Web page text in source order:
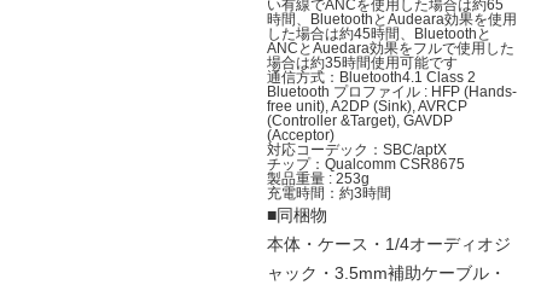
い有線でANCを使用した場合は約65
時間、BluetoothとAudeara効果を使用
した場合は約45時間、Bluetoothと
ANCとAuedara効果をフルで使用した
場合は約35時間使用可能です
通信方式：Bluetooth4.1 Class 2
Bluetooth プロファイル : HFP (Hands-
free unit), A2DP (Sink), AVRCP
(Controller &Target), GAVDP
(Acceptor)
対応コーデック：SBC/aptX
チップ：Qualcomm CSR8675
製品重量 : 253g
充電時間：約3時間
■同梱物
本体・ケース・1/4オーディオジ
ャック・3.5mm補助ケーブル・